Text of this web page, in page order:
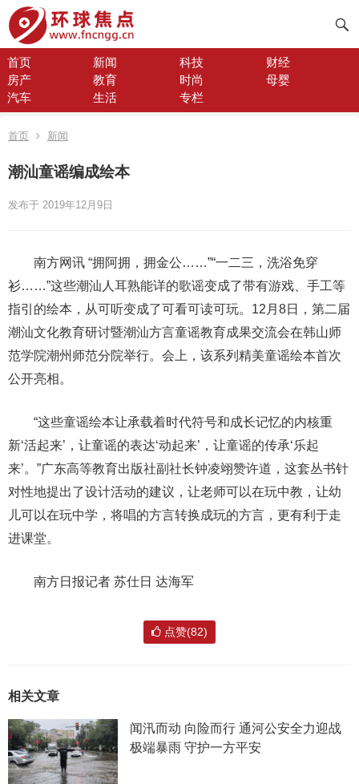
首页 新闻 科技
财经
房产
教育 时尚
母婴
汽车
生活 专栏
首页 新闻
潮汕童谣编成绘本
发布于 2019年12月9日
南方网讯 “拥阿拥，拥金公……”“一二三，洗浴免穿
衫……”这些潮汕人耳熟能详的歌谣变成了带有游戏、手工等
指引的绘本，从可听变成了可看可读可玩。12月8日，第二届
潮汕文化教育研讨暨潮汕方言童谣教育成果交流会在韩山师
范学院潮州师范分院举行。会上，该系列精美童谣绘本首次
公开亮相。
“这些童谣绘本让承载着时代符号和成长记忆的内核重
新‘活起来’，让童谣的表达‘动起来’，让童谣的传承‘乐起
来’。”广东高等教育出版社副社长钟凌翊赞许道，这套丛书针
对性地提出了设计活动的建议，让老师可以在玩中教，让幼
儿可以在玩中学，将唱的方言转换成玩的方言，更有利于走
进课堂。
南方日报记者 苏仕日 达海军
点赞(82)
相关文章
闻汛而动 向险而行 通河公安全力迎战
极端暴雨 守护一方平安